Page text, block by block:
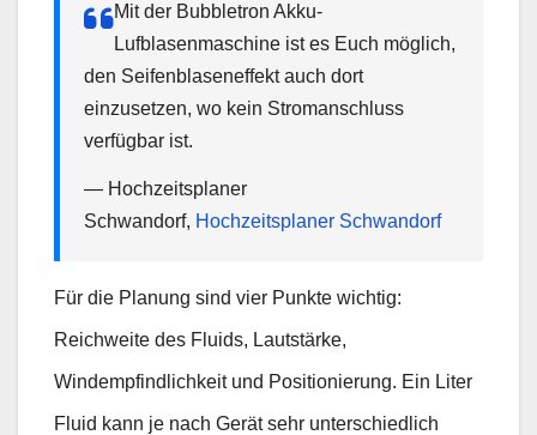
Mit der Bubbletron Akku-
Lufblasenmaschine ist es Euch möglich,
den Seifenblaseneffekt auch dort
einzusetzen, wo kein Stromanschluss
verfügbar ist.
— Hochzeitsplaner
Schwandorf, Hochzeitsplaner Schwandorf
Für die Planung sind vier Punkte wichtig:
Reichweite des Fluids, Lautstärke,
Windempfindlichkeit und Positionierung. Ein Liter
Fluid kann je nach Gerät sehr unterschiedlich